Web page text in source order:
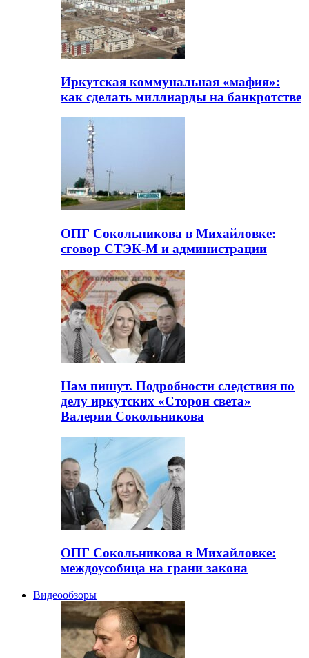
Иркутская коммунальная «мафия»:
как сделать миллиарды на банкротстве
ОПГ Сокольникова в Михайловке:
сговор СТЭК-М и администрации
Нам пишут. Подробности следствия по
делу иркутских «Сторон света»
Валерия Сокольникова
ОПГ Сокольникова в Михайловке:
междоусобица на грани закона
Видеообзоры